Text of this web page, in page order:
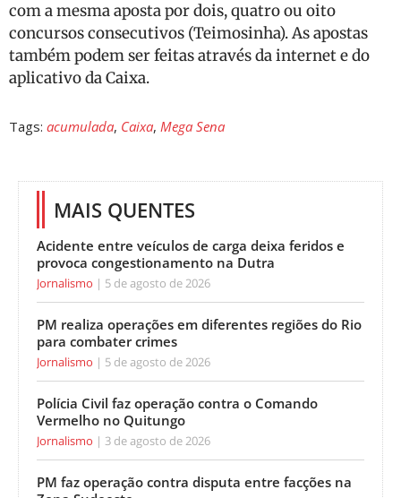
com a mesma aposta por dois, quatro ou oito
concursos consecutivos (Teimosinha). As apostas
também podem ser feitas através da internet e do
aplicativo da Caixa.
Tags: acumulada, Caixa, Mega Sena
MAIS QUENTES
Acidente entre veículos de carga deixa feridos e
provoca congestionamento na Dutra
Jornalismo 5 de agosto de 2026
PM realiza operações em diferentes regiões do Rio
para combater crimes
Jornalismo 5 de agosto de 2026
Polícia Civil faz operação contra o Comando
Vermelho no Quitungo
Jornalismo 3 de agosto de 2026
PM faz operação contra disputa entre facções na